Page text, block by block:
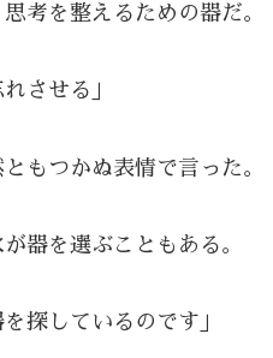
考を整えるための器だ。
させる」
もつかぬ表情で言った。
器を選ぶこともある。
探しているのです」